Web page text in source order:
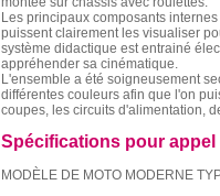
Les principaux composants
puissent clairement les visualiser
système didactique est entrainé
appréhender sa cinématique.
L'ensemble a été soigneusement
différentes couleurs afin que l'on
coupes, les circuits d'alimentation,
Spécifications pour
MODÈLE DE MOTO MODERNE